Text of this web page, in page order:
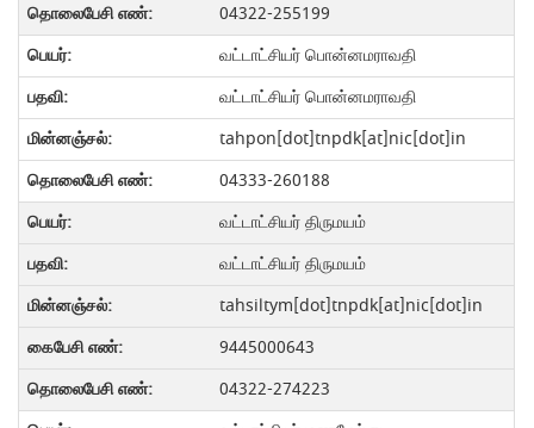
04322-255199
வட்டாட்சியர் பொன்னமராவதி
வட்டாட்சியர் பொன்னமராவதி
tahpon[dot]tnpdk[at]nic[dot]in
04333-260188
வட்டாட்சியர் திருமயம்
வட்டாட்சியர் திருமயம்
tahsiltym[dot]tnpdk[at]nic[dot]in
9445000643
04322-274223